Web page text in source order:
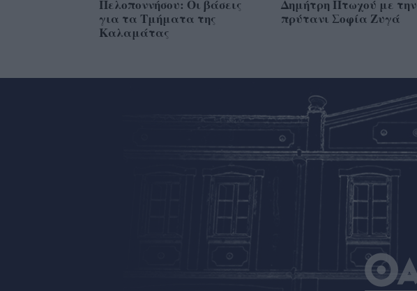
Πελοποννήσου: Οι βάσεις
για τα Τμήματα της
Καλαμάτας
Δημήτρη Πτωχού με την
πρύτανι Σοφία Ζυγά